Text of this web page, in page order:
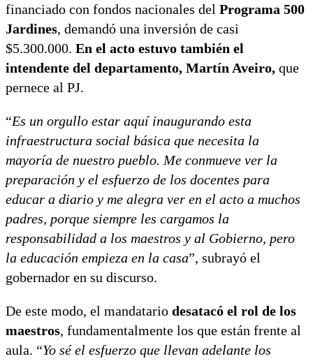
financiado con fondos nacionales del Programa 500
Jardines, demandó una inversión de casi
$5.300.000. En el acto estuvo también el
intendente del departamento, Martín Aveiro, que
pernece al PJ.
“Es un orgullo estar aquí inaugurando esta
infraestructura social básica que necesita la
mayoría de nuestro pueblo. Me conmueve ver la
preparación y el esfuerzo de los docentes para
educar a diario y me alegra ver en el acto a muchos
padres, porque siempre les cargamos la
responsabilidad a los maestros y al Gobierno, pero
la educación empieza en la casa”, subrayó el
gobernador en su discurso.
De este modo, el mandatario desatacó el rol de los
maestros, fundamentalmente los que están frente al
aula. “Yo sé el esfuerzo que llevan adelante los